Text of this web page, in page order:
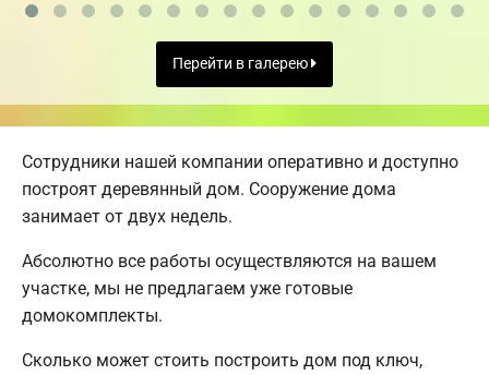
Перейти в галерею
Сотрудники нашей компании оперативно и доступно
построят деревянный дом. Сооружение дома
занимает от двух недель.
Абсолютно все работы осуществляются на вашем
участке, мы не предлагаем уже готовые
домокомплекты.
Сколько может стоить построить дом под ключ,